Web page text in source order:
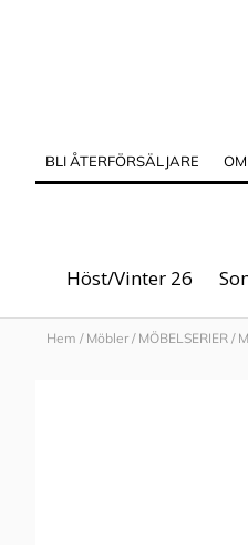
BLI ÅTERFÖRSÄLJARE
Höst/Vinter 26
Hem / Möbler / MÖBELSERIER /